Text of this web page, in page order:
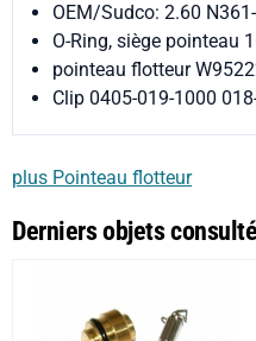
OEM/Sudco: 2.60
O-Ring, siège pointeau
pointeau flotteur
Clip 0405-019-1000
plus Pointeau flotteur
Derniers objets